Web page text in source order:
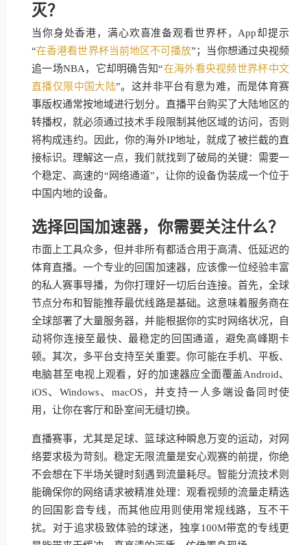
灭？
当你身处香港，满心欢喜准备观看世界杯，App却提示
“在香港看世界杯当前地区不可播放”；当你想通过央视频
追一场NBA，它却明确告知“在海外看央视频世界杯中文
直播仅限中国大陆”。这并非平台有意为难，而是体育赛
事版权通常按地域进行划分。直播平台购买了大陆地区的
转播权，就必须通过技术手段限制其他区域的访问，否则
将构成违约。因此，你的海外IP地址，就成了被拦截的直
接标识。理解这一点，我们就找到了破局的关键：需要一
个稳定、高速的“网络通道”，让你的设备伪装成一个位于
中国内地的设备。
选择回国加速器，你需要关注什么？
市面上工具众多，但并非所有都适合用于高清、低延迟的
体育直播。一个专业的回国加速器，应该像一位经验丰富
的私人赛事导播，为你打理好一切后台连接。首先，全球
节点分布和智能推荐最优线路是基础。这意味着服务商在
全球部署了大量服务器，并能根据你的实时网络状况，自
动将你连接至最快、最稳定的回国通道，避免高峰期卡
顿。其次，多平台支持至关重要。你可能在手机、平板、
电脑甚至电视上观看，好的加速器应全面覆盖Android、
iOS、Windows、macOS，并支持一人多端设备同时使
用，让你在客厅和卧室间无缝切换。
直播赛事，尤其是足球、篮球这种瞬息万变的运动，对网
络要求极为苛刻。稳定无限流量是安心观赛的前提，你绝
不会想在下半场关键时刻遇到流量耗尽。智能分流技术则
能确保你的网络请求被精准处理：观看视频的流量走精选
的回国影音专线，而其他应用则使用常规线路，互不干
扰。对于追求极致体验的球迷，独享100M带宽的专线更